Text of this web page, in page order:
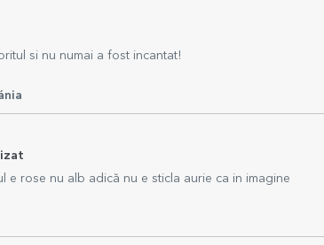
si nu numai a fost incantat!
e rose nu alb adică nu e sticla aurie ca in imagine